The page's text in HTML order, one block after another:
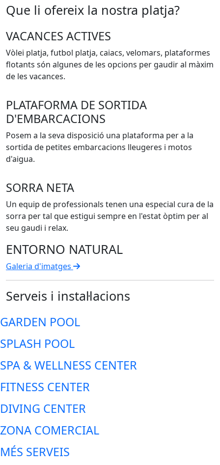
Que li ofereix la nostra platja?
VACANCES ACTIVES
Vòlei platja, futbol platja, caiacs, velomars, plataformes
flotants són algunes de les opcions per gaudir al màxim
de les vacances.
PLATAFORMA DE SORTIDA
D'EMBARCACIONS
Posem a la seva disposició una plataforma per a la
sortida de petites embarcacions lleugeres i motos
d'aigua.
SORRA NETA
Un equip de professionals tenen una especial cura de la
sorra per tal que estigui sempre en l'estat òptim per al
seu gaudi i relax.
ENTORNO NATURAL
Galeria d'imatges
Serveis i instal·lacions
GARDEN POOL
SPLASH POOL
SPA & WELLNESS CENTER
FITNESS CENTER
DIVING CENTER
ZONA COMERCIAL
MÉS SERVEIS